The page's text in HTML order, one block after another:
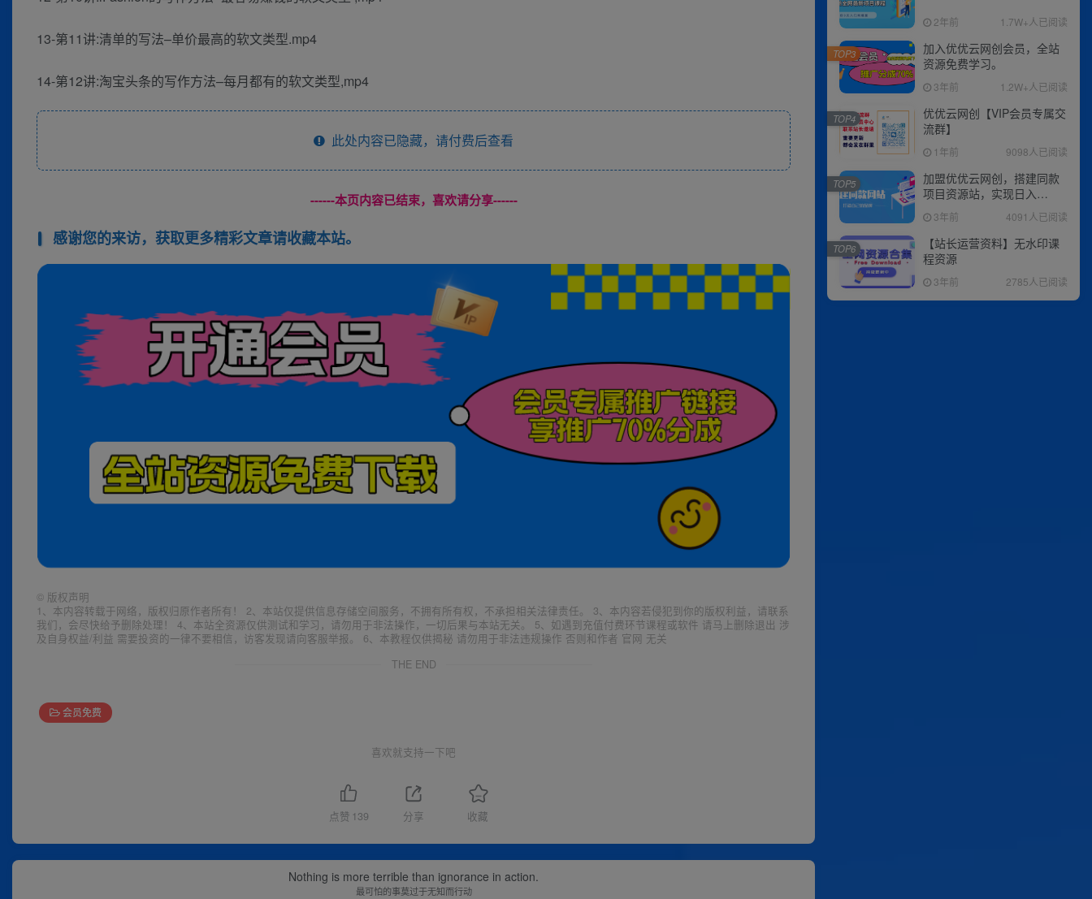
13-第11讲:清单的写法–单价最高的软文类型.mp4
14-第12讲:淘宝头条的写作方法–每月都有的软文类型,mp4
此处内容已隐藏，请付费后查看
------本页内容已结束，喜欢请分享------
感谢您的来访，获取更多精彩文章请收藏本站。
© 版权声明
1、本内容转载于网络，版权归原作者所有！ 2、本站仅提供信息存储空间服务，不拥有所有权，不承担相关法律责任。 3、本内容若侵犯到你的版权利益，请联系
我们，会尽快给予删除处理！ 4、本站全资源仅供测试和学习，请勿用于非法操作，一切后果与本站无关。 5、如遇到充值付费环节课程或软件 请马上删除退出 涉
及自身权益/利益 需要投资的一律不要相信，访客发现请向客服举报。 6、本教程仅供揭秘 请勿用于非法违规操作 否则和作者 官网 无关
THE END
会员免费
喜欢就支持一下吧
点赞 139 分享 收藏
Nothing is more terrible than ignorance in action.
最可怕的事莫过于无知而行动
2年前 1.7W+人已阅读
加入优优云网创会员，全站
资源免费学习。
3年前 1.2W+人已阅读
TOP3
优优云网创【VIP会员专属交
流群】
1年前 9098人已阅读
TOP4
加盟优优云网创，搭建同款
项目资源站，实现日入
2000+
3年前 4091人已阅读
TOP5
【站长运营资料】无水印课
程资源
3年前 2785人已阅读
TOP6